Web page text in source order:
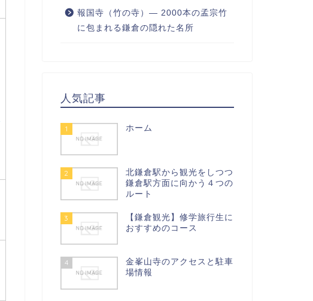
報国寺（竹の寺）― 2000本の孟宗竹
に包まれる鎌倉の隠れた名所
人気記事
1 ホーム
2
北鎌倉駅から観光をしつつ
鎌倉駅方面に向かう４つの
ルート
3
【鎌倉観光】修学旅行生に
おすすめのコース
4
金峯山寺のアクセスと駐車
場情報